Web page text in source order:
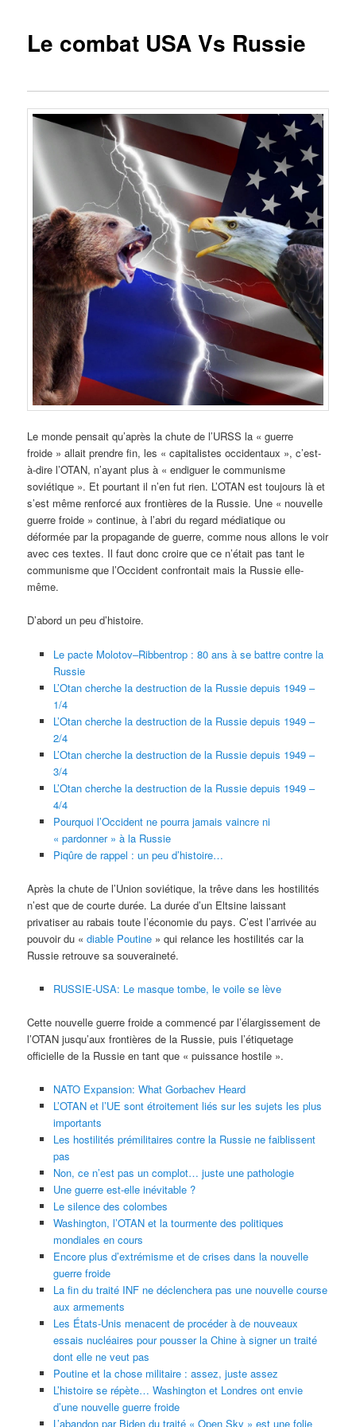
Le combat USA Vs Russie
Le monde pensait qu’après la chute de l’URSS la « guerre
froide » allait prendre fin, les « capitalistes occidentaux », c’est-
à-dire l’OTAN, n’ayant plus à « endiguer le communisme
soviétique ». Et pourtant il n’en fut rien. L’OTAN est toujours là et
s’est même renforcé aux frontières de la Russie. Une « nouvelle
guerre froide » continue, à l’abri du regard médiatique ou
déformée par la propagande de guerre, comme nous allons le voir
avec ces textes. Il faut donc croire que ce n’était pas tant le
communisme que l’Occident confrontait mais la Russie elle-
même.
D’abord un peu d’histoire.
Le pacte Molotov–Ribbentrop : 80 ans à se battre contre la
Russie
L’Otan cherche la destruction de la Russie depuis 1949 –
1/4
L’Otan cherche la destruction de la Russie depuis 1949 –
2/4
L’Otan cherche la destruction de la Russie depuis 1949 –
3/4
L’Otan cherche la destruction de la Russie depuis 1949 –
4/4
Pourquoi l’Occident ne pourra jamais vaincre ni
« pardonner » à la Russie
Piqûre de rappel : un peu d’histoire…
Après la chute de l’Union soviétique, la trêve dans les hostilités
n’est que de courte durée. La durée d’un Eltsine laissant
privatiser au rabais toute l’économie du pays. C’est l’arrivée au
pouvoir du «diable Poutine » qui relance les hostilités car la
Russie retrouve sa souveraineté.
RUSSIE-USA: Le masque tombe, le voile se lève
Cette nouvelle guerre froide a commencé par l’élargissement de
l’OTAN jusqu’aux frontières de la Russie, puis l’étiquetage
officielle de la Russie en tant que « puissance hostile ».
NATO Expansion: What Gorbachev Heard
L’OTAN et l’UE sont étroitement liés sur les sujets les plus
importants
Les hostilités prémilitaires contre la Russie ne faiblissent
pas
Non, ce n’est pas un complot… juste une pathologie
Une guerre est-elle inévitable ?
Le silence des colombes
Washington, l’OTAN et la tourmente des politiques
mondiales en cours
Encore plus d’extrémisme et de crises dans la nouvelle
guerre froide
La fin du traité INF ne déclenchera pas une nouvelle course
aux armements
Les États-Unis menacent de procéder à de nouveaux
essais nucléaires pour pousser la Chine à signer un traité
dont elle ne veut pas
Poutine et la chose militaire : assez, juste assez
L’histoire se répète… Washington et Londres ont envie
d’une nouvelle guerre froide
L’abandon par Biden du traité « Open Sky » est une folie